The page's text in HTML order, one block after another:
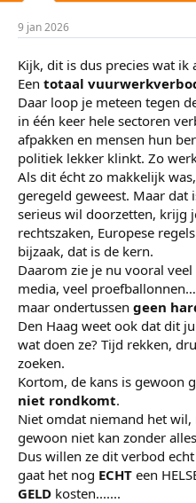
9 jan 2026
Kijk, dit is dus precies wat ik
Een totaal
Daar loop je meteen tegen
in één keer hele sectoren
afpakken en mensen hun
politiek lekker klinkt. Zo
Als dit écht zo makkelijk
geregeld geweest. Maar dat
serieus wil doorzetten, krijg
rechtszaken, Europese
bijzaak, dat is de kern.
Daarom zie je nu vooral veel
media, veel proefballonnen…
maar ondertussen geen
Den Haag weet ook dat dit
wat doen ze? Tijd rekken,
zoeken.
Kortom, de kans is gewoon
niet rondkomt.
Niet omdat niemand het
gewoon niet kan zonder
Dus willen ze dit verbod
gaat het nog ECHT een
GELD kosten.......